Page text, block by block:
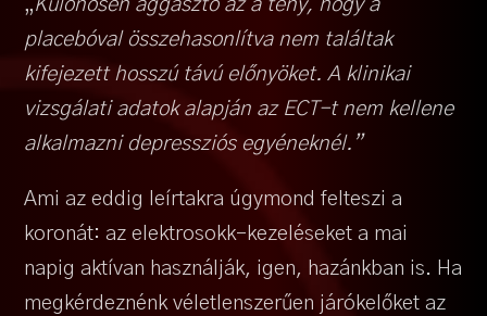
„Különösen aggasztó az a tény, hogy a
placebóval összehasonlítva nem találtak
kifejezett hosszú távú előnyöket. A klinikai
vizsgálati adatok alapján az ECT-t nem kellene
alkalmazni depressziós egyéneknél.”
Ami az eddig leírtakra úgymond felteszi a
koronát: az elektrosokk-kezeléseket a mai
napig aktívan használják, igen, hazánkban is. Ha
megkérdeznénk véletlenszerűen járókelőket az